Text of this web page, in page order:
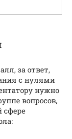
за ответ,
с нулями
нужно
вопросов,
сфере